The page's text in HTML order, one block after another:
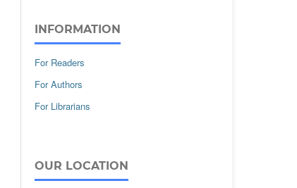
INFORMATION
For Readers
For Authors
For Librarians
OUR LOCATION